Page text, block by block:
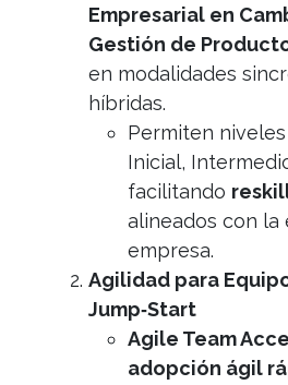
Empresarial en
Gestión de
en modalidades
híbridas.
Permiten
Inicial,
facilitando
alineados con la
empresa.
Agilidad para
Jump‑Start
Agile Team
adopción ágil